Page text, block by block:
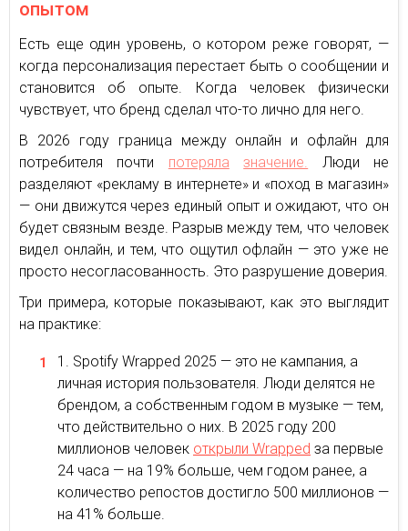
опытом
Есть еще один уровень, о котором реже говорят, —
когда персонализация перестает быть о сообщении и
становится об опыте. Когда человек физически
чувствует, что бренд сделал что-то лично для него.
В 2026 году граница между онлайн и офлайн для
потребителя почти потеряла значение.
Люди не
разделяют «рекламу в интернете» и «поход в магазин»
— они движутся через единый опыт и ожидают, что он
будет связным везде. Разрыв между тем, что человек
видел онлайн, и тем, что ощутил офлайн — это уже не
просто несогласованность. Это разрушение доверия.
Три примера, которые показывают, как это выглядит
на практике:
Spotify Wrapped 2025 — это не кампания, а
личная история пользователя. Люди делятся не
брендом, а собственным годом в музыке — тем,
что действительно о них. В 2025 году 200
миллионов человек открыли Wrapped за первые
24 часа — на 19% больше, чем годом ранее, а
количество репостов достигло 500 миллионов —
на 41% больше.